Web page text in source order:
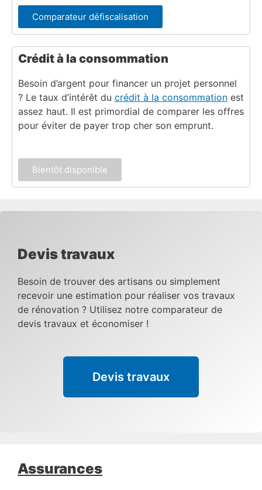
Comparateur défiscalisation
Crédit à la consommation
Besoin d’argent pour financer un projet personnel
? Le taux d’intérêt du crédit à la consommation est
assez haut. Il est primordial de comparer les offres
pour éviter de payer trop cher son emprunt.
Bientôt disponible
Devis travaux
Besoin de trouver des artisans ou simplement
recevoir une estimation pour réaliser vos travaux
de rénovation ? Utilisez notre comparateur de
devis travaux et économiser !
Devis travaux
Assurances